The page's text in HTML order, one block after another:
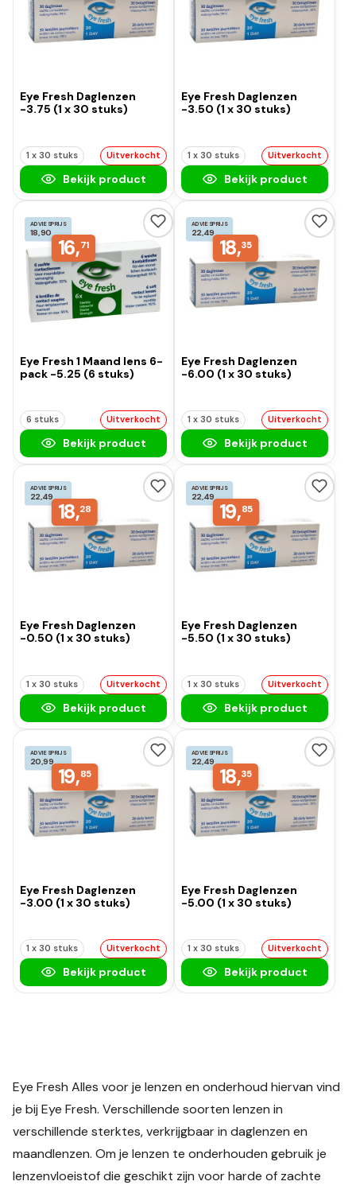
Eye Fresh Daglenzen
-3.75 (1 x 30 stuks)
1 x 30 stuks Uitverkocht
Bekijk product
Eye Fresh Daglenzen
-3.50 (1 x 30 stuks)
1 x 30 stuks Uitverkocht
Bekijk product
ADVIESPRIJS
18,90
16,71
Eye Fresh 1 Maand lens 6-
pack -5.25 (6 stuks)
6 stuks Uitverkocht
Bekijk product
ADVIESPRIJS
22,49
18,35
Eye Fresh Daglenzen
-6.00 (1 x 30 stuks)
1 x 30 stuks Uitverkocht
Bekijk product
ADVIESPRIJS
22,49
18,28
Eye Fresh Daglenzen
-0.50 (1 x 30 stuks)
1 x 30 stuks Uitverkocht
Bekijk product
ADVIESPRIJS
22,49
19,85
Eye Fresh Daglenzen
-5.50 (1 x 30 stuks)
1 x 30 stuks Uitverkocht
Bekijk product
ADVIESPRIJS
20,99
19,85
Eye Fresh Daglenzen
-3.00 (1 x 30 stuks)
1 x 30 stuks Uitverkocht
Bekijk product
ADVIESPRIJS
22,49
18,35
Eye Fresh Daglenzen
-5.00 (1 x 30 stuks)
1 x 30 stuks Uitverkocht
Bekijk product
Eye Fresh Alles voor je lenzen en onderhoud hiervan vind
je bij Eye Fresh. Verschillende soorten lenzen in
verschillende sterktes, verkrijgbaar in daglenzen en
maandlenzen. Om je lenzen te onderhouden gebruik je
lenzenvloeistof die geschikt zijn voor harde of zachte